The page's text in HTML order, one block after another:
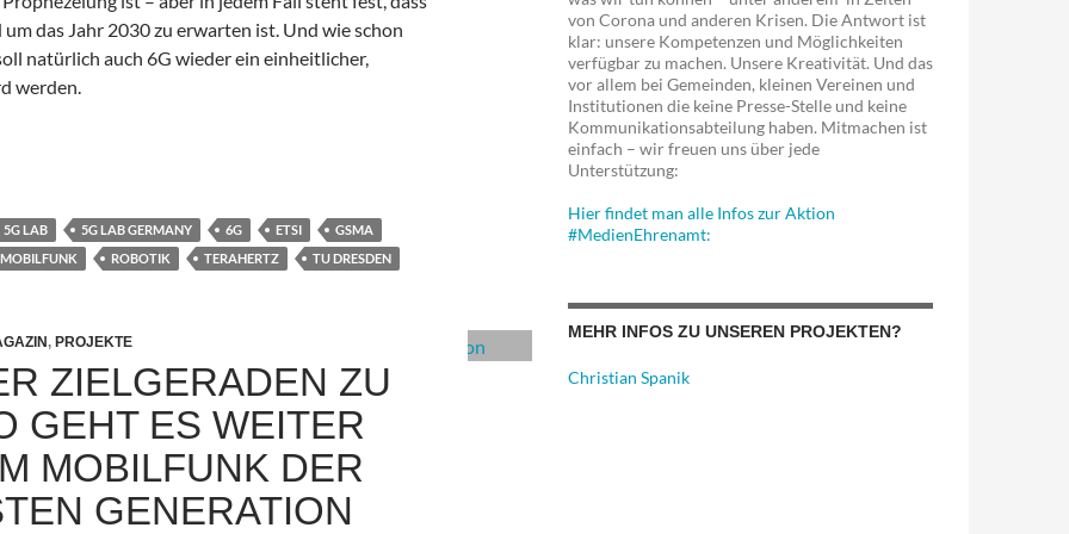
das Jahr 2030 zu erwarten ist. Und wie schon
natürlich auch 6G wieder ein einheitlicher,
werden.
bereits im Blick
5G LAB 5G LAB GERMANY 6G ETSI
GSMA
MOBILFUNK ROBOTIK TERAHERTZ TU DRESDEN
, PROJEKTE
ZIELGERADEN ZU
GEHT ES WEITER
MOBILFUNK DER
GENERATION
von Corona und anderen Krisen. Die Antwort ist
klar: unsere Kompetenzen und Möglichkeiten
verfügbar zu machen. Unsere Kreativität. Und das
vor allem bei Gemeinden, kleinen Vereinen und
Institutionen die keine Presse-Stelle und keine
Kommunikationsabteilung haben. Mitmachen ist
einfach – wir freuen uns über jede
Unterstützung:
Hier findet man alle Infos zur Aktion
#MedienEhrenamt:
MEHR INFOS ZU UNSEREN PROJEKTEN?
Christian Spanik